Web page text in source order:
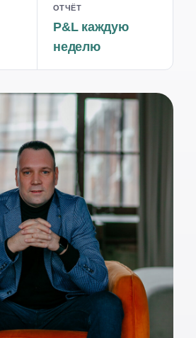
ОТЧЁТ
P&L каждую
неделю